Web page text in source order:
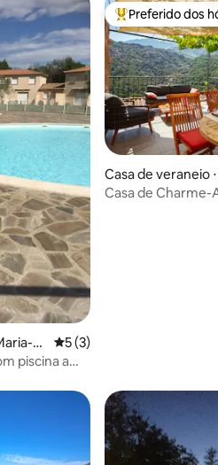
P
5 de uma avaliação média
5 (3)
piscina a
Entre os
Preferido dos
Casa de veraneio
Casa de Charme-